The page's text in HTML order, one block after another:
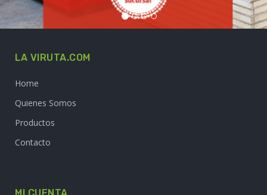
LA VIRUTA.COM
Home
Quienes Somos
Productos
Contacto
MI CUENTA